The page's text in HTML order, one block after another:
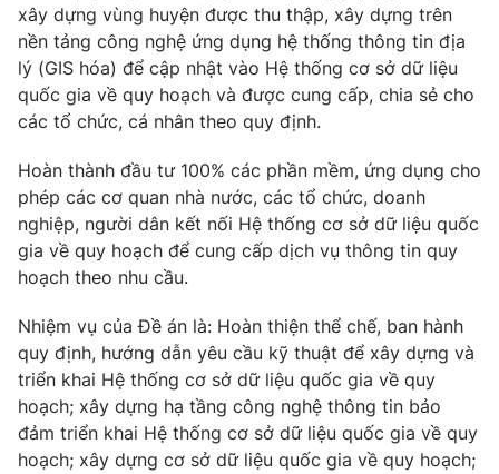
Thị trường 24h Tấm lòng Việt
VTV4 Vươn mình bằng AI
Liên hệ tòa soạn English
THỜI BÁO VTV
Theo dõi báo trên
xây dựng vùng huyện được thu thập, xây dựng trên
nền tảng công nghệ ứng dụng hệ thống thông tin địa
lý (GIS hóa) để cập nhật vào Hệ thống cơ sở dữ liệu
quốc gia về quy hoạch và được cung cấp, chia sẻ cho
các tổ chức, cá nhân theo quy định.
Hoàn thành đầu tư 100% các phần mềm, ứng dụng cho
phép các cơ quan nhà nước, các tổ chức, doanh
nghiệp, người dân kết nối Hệ thống cơ sở dữ liệu quốc
gia về quy hoạch để cung cấp dịch vụ thông tin quy
hoạch theo nhu cầu.
Nhiệm vụ của Đề án là: Hoàn thiện thể chế, ban hành
quy định, hướng dẫn yêu cầu kỹ thuật để xây dựng và
triển khai Hệ thống cơ sở dữ liệu quốc gia về quy
hoạch; xây dựng hạ tầng công nghệ thông tin bảo
đảm triển khai Hệ thống cơ sở dữ liệu quốc gia về quy
hoạch; xây dựng cơ sở dữ liệu quốc gia về quy hoạch;